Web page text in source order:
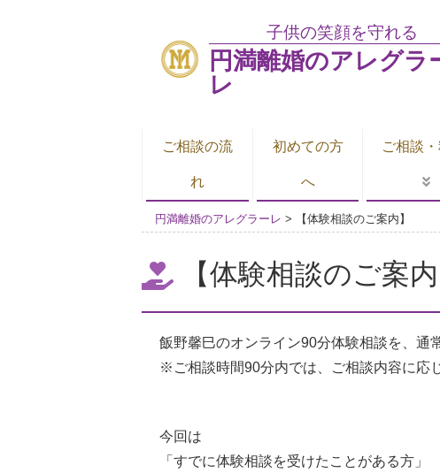
子供の笑顔を守れる
円満離婚のアレグラ
レ
ご相談の流
れ
初めての方
へ
ご相談
円満離婚のアレグラーレ > 【体験相談のご案内】
【体験相談のご案内
飯野馨巳のオンライン90分体験相談を、通
※ご相談時間90分内では、ご相談内容に応
今回は
「すでに体験相談を受けたことがある方」